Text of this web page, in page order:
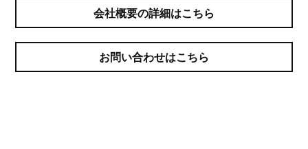
会社概要の詳細はこちら
お問い合わせはこちら